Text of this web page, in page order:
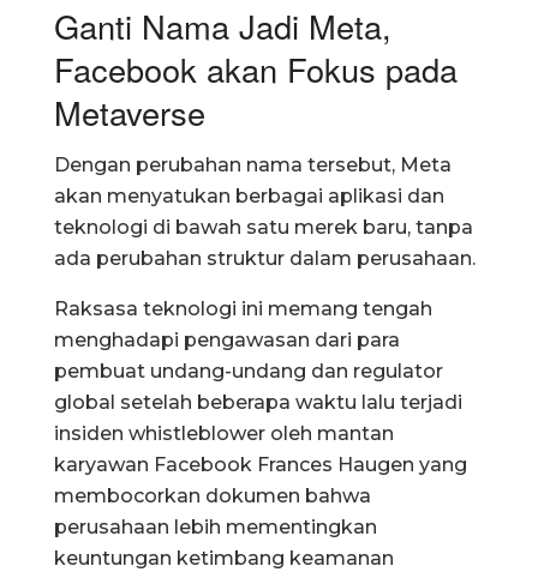
Ganti Nama Jadi Meta,
Facebook akan Fokus pada
Metaverse
Dengan perubahan nama tersebut, Meta
akan menyatukan berbagai aplikasi dan
teknologi di bawah satu merek baru, tanpa
ada perubahan struktur dalam perusahaan.
Raksasa teknologi ini memang tengah
menghadapi pengawasan dari para
pembuat undang-undang dan regulator
global setelah beberapa waktu lalu terjadi
insiden whistleblower oleh mantan
karyawan Facebook Frances Haugen yang
membocorkan dokumen bahwa
perusahaan lebih mementingkan
keuntungan ketimbang keamanan